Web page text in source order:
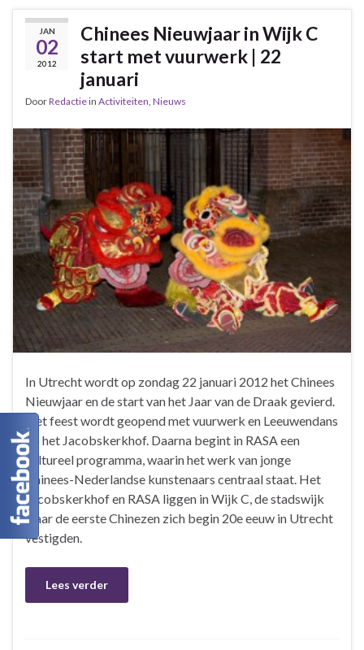
JAN
02
2012
Chinees Nieuwjaar in Wijk C
start met vuurwerk | 22
januari
DoorRedactiein Activiteiten, Nieuws
In Utrecht wordt op zondag 22 januari 2012 het Chinees
Nieuwjaar en de start van het Jaar van de Draak gevierd.
Het feest wordt geopend met vuurwerk en Leeuwendans
op het Jacobskerkhof. Daarna begint in RASA een
cultureel programma, waarin het werk van jonge
Chinees-Nederlandse kunstenaars centraal staat. Het
Jacobskerkhof en RASA liggen in Wijk C, de stadswijk
waar de eerste Chinezen zich begin 20e eeuw in Utrecht
vestigden.
Lees verder